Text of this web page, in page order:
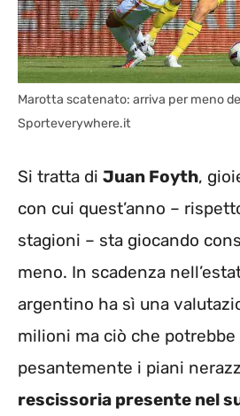
Marotta scatenato: arriva per meno
Sporteverywhere.it
Si tratta di Juan Foyth,
con cui quest’anno –
stagioni – sta giocando
meno. In scadenza
argentino ha sì una
milioni ma ciò che potrebbe
pesantemente i piani
rescissoria presente nel